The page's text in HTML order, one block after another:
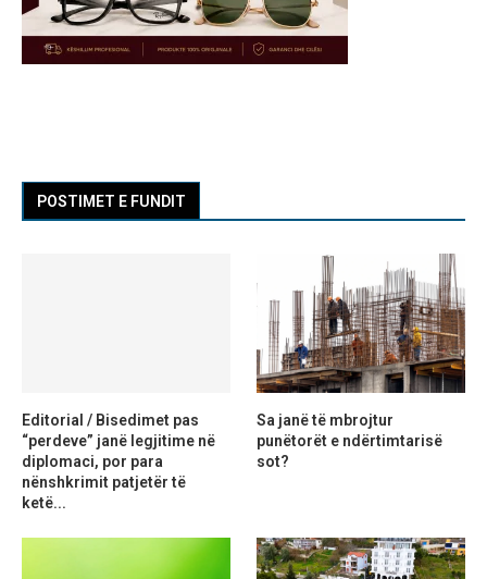
POSTIMET E FUNDIT
Editorial / Bisedimet pas
“perdeve” janë legjitime në
diplomaci, por para
nënshkrimit patjetër të
ketë...
Sa janë të mbrojtur
punëtorët e ndërtimtarisë
sot?